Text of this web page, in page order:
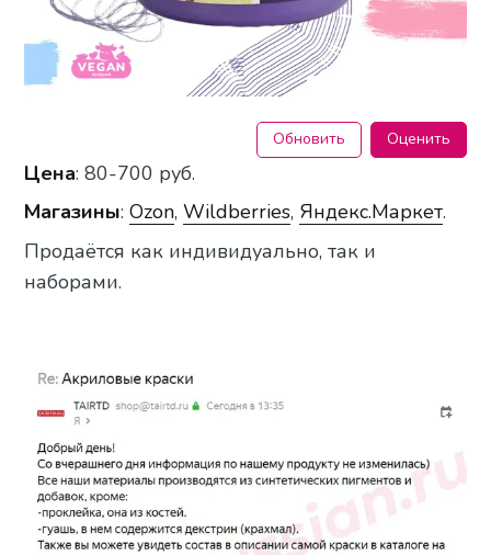
Обновить Оценить
Цена: 80-700 руб.
Магазины:Ozon,Wildberries, Яндекс.Маркет.
Продаётся как индивидуально, так и
наборами.